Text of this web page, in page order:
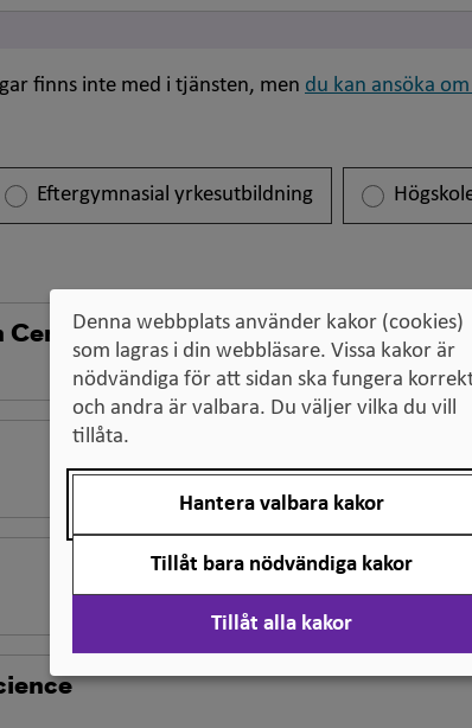
finns inte med i tjänsten, men du kan ansöka
Eftergymnasial yrkesutbildning
Certificate (ESEC)
Denna webbplats använder kakor (cookies)
som lagras i din webbläsare. Vissa kakor är
nödvändiga för att sidan ska fungera
och andra är valbara. Du väljer vilka du vill
tillåta.
Hantera valbara kakor
Tillåt bara nödvändiga kakor
Tillåt alla kakor